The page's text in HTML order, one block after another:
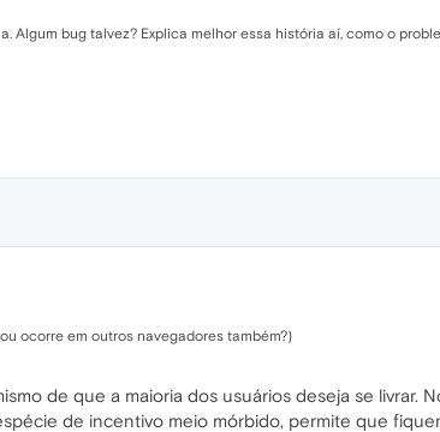
Algum bug talvez? Explica melhor essa história aí, como o
ocorre em outros navegadores também?)
de que a maioria dos usuários deseja se livrar.
de incentivo meio mórbido, permite que